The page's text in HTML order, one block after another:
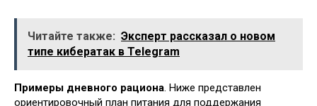
Читайте также: Эксперт рассказал о новом
типе кибератак в Telegram
Примеры дневного рациона. Ниже представлен
ориентировочный план питания для поддержания